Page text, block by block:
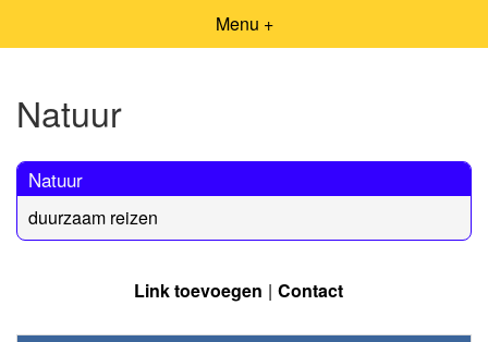
Menu +
Natuur
Natuur
duurzaam reizen
Link toevoegen Contact